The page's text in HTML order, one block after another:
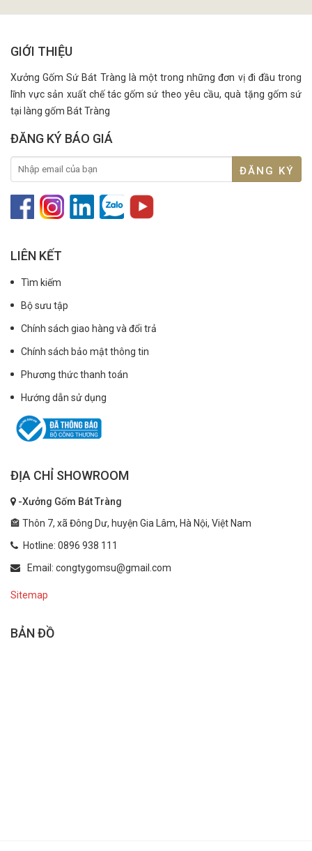
GIỚI THIỆU
Xưởng Gốm Sứ Bát Tràng là một trong những đơn vị đi đầu trong
lĩnh vực sản xuất chế tác gốm sứ theo yêu cầu, quà tặng gốm sứ
tại làng gốm Bát Tràng
ĐĂNG KÝ BÁO GIÁ
LIÊN KẾT
Tìm kiếm
Bộ sưu tập
Chính sách giao hàng và đổi trả
Chính sách bảo mật thông tin
Phương thức thanh toán
Hướng dẫn sử dụng
ĐỊA CHỈ SHOWROOM
-Xưởng Gốm Bát Tràng
🏤 Thôn 7, xã Đông Dư, huyện Gia Lâm, Hà Nội, Việt Nam
Hotline: 0896 938 111
Email: congtygomsu@gmail.com
Sitemap
BẢN ĐỒ